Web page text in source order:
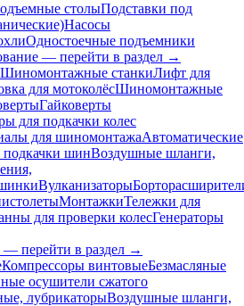
столыПодставки под
Насосы
Одностоечные подъемники
— перейти в раздел →
Шиномонтажные станкиЛифт для
для мотоколёсШиномонтажные
Гайковерты
для подкачки колес
для шиномонтажаАвтоматические
подкачки шинВоздушные шланги,
Вулканизаторы
МонтажкиТележки для
для проверки колесГенераторы
перейти в раздел →
Компрессоры винтовыеБезмасляные
осушители сжатого
лубрикаторыВоздушные шланги,